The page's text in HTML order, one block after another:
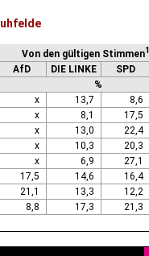
Von den gültigen Stimmen1
AfD DIE LINKE SPD
%
x 13,7 8,6
x 8,1 17,5
x 13,0 22,4
x 10,3 20,3
x 6,9 27,1
17,5 14,6 16,4
21,1 13,3 12,2
8,8 17,3 21,3